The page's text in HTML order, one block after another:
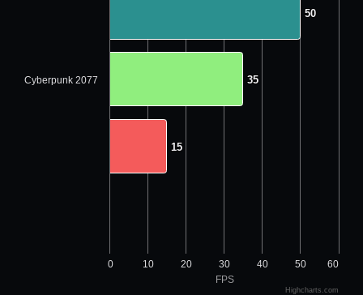
FPS
50
50
35
35
15
15
0 10 20 30 40 50 60
Cyberpunk 2077
Highcharts.com